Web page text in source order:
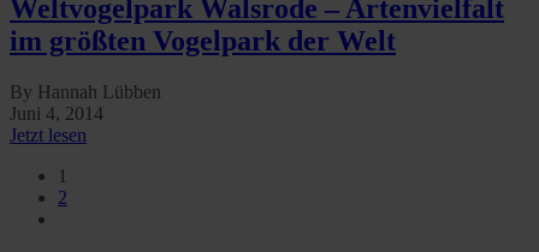
Weltvogelpark Walsrode – Artenvielfalt
im größten Vogelpark der Welt
By Hannah Lübben
Juni 4, 2014
Jetzt lesen
1
2